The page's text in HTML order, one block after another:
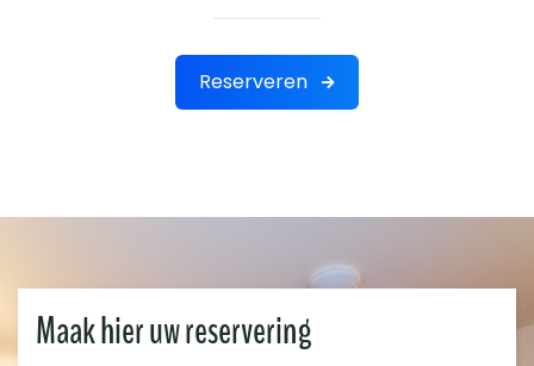
Reserveren
Maak hier uw reservering